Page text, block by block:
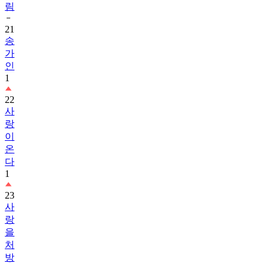
림
21
송
가
인
1
22
사
랑
이
온
다
1
23
사
랑
을
처
방